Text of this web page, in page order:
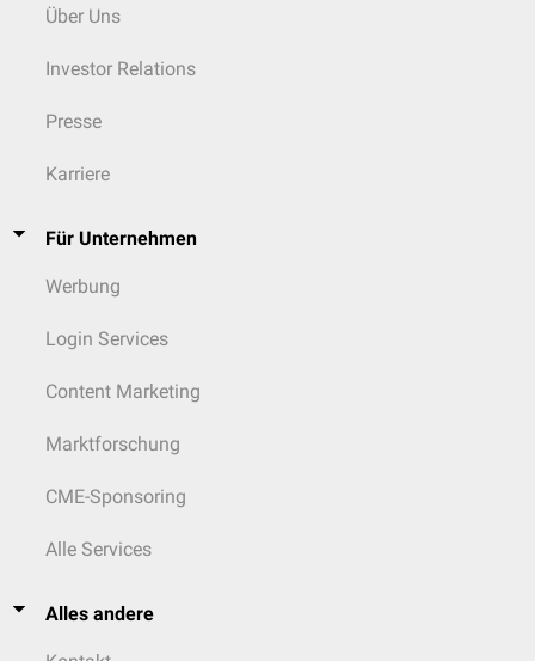
Über Uns
Investor Relations
Presse
Karriere
Für Unternehmen
Werbung
Login Services
Content Marketing
Marktforschung
CME-Sponsoring
Alle Services
Alles andere